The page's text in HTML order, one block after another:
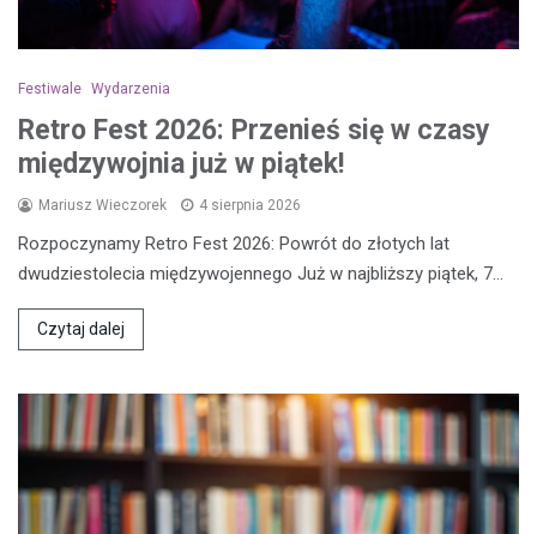
Festiwale Wydarzenia
Retro Fest 2026: Przenieś się w czasy
międzywojnia już w piątek!
Mariusz Wieczorek 4 sierpnia 2026
Rozpoczynamy Retro Fest 2026: Powrót do złotych lat
dwudziestolecia międzywojennego Już w najbliższy piątek, 7…
Czytaj dalej